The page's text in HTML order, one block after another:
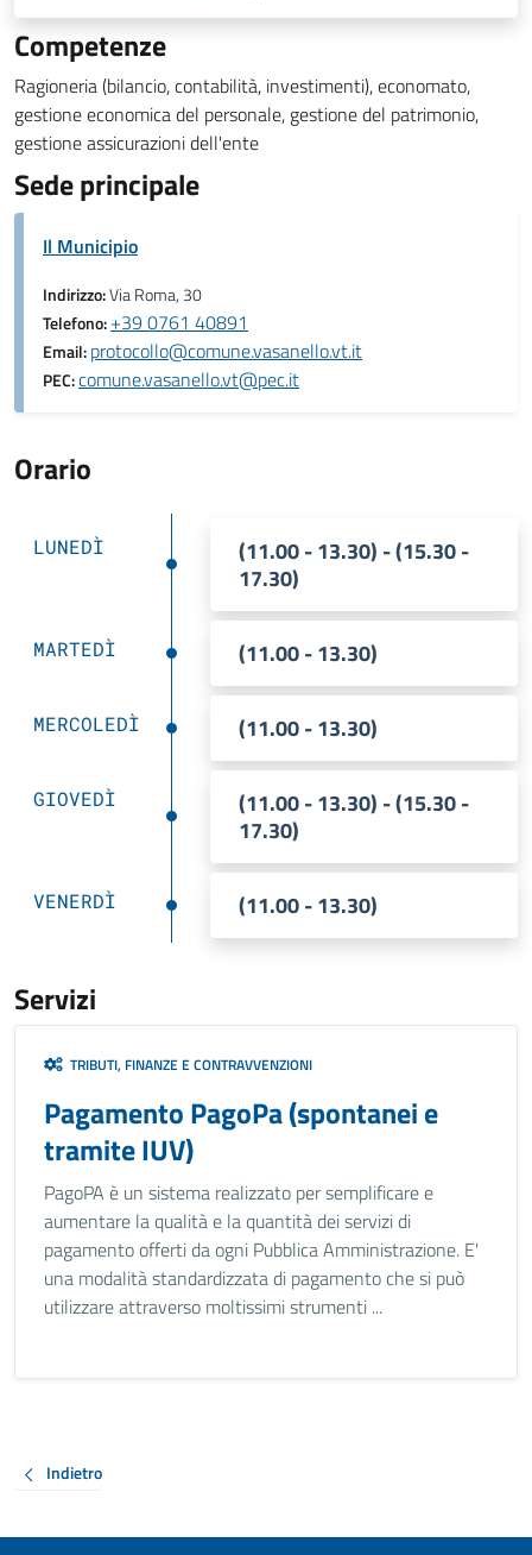
Competenze
Ragioneria (bilancio, contabilità, investimenti), economato,
gestione economica del personale, gestione del patrimonio,
gestione assicurazioni dell'ente
Sede principale
Il Municipio
Indirizzo:Via Roma, 30
Telefono:+39 0761 40891
Email:protocollo@comune.vasanello.vt.it
PEC:comune.vasanello.vt@pec.it
Orario
LUNEDÌ
(11.00 - 13.30) - (15.30 -
17.30)
MARTEDÌ (11.00 - 13.30)
MERCOLEDÌ (11.00 - 13.30)
GIOVEDÌ
(11.00 - 13.30) - (15.30 -
17.30)
VENERDÌ (11.00 - 13.30)
Servizi
TRIBUTI, FINANZE E CONTRAVVENZIONI
Pagamento PagoPa (spontanei e
tramite IUV)
PagoPA è un sistema realizzato per semplificare e
aumentare la qualità e la quantità dei servizi di
pagamento offerti da ogni Pubblica Amministrazione. E'
una modalità standardizzata di pagamento che si può
utilizzare attraverso moltissimi strumenti ...
Indietro